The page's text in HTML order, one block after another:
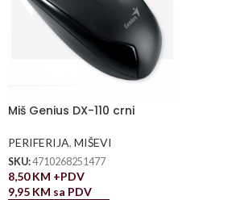
Miš Genius DX-110 crni
PERIFERIJA, MIŠEVI
SKU:4710268251477
8,50KM +PDV
9,95 KM sa PDV